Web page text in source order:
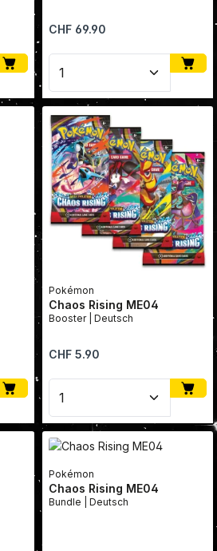
den gewünschten Wert ein
Regulärer Preis:
CHF 69.90
Produkt Anzahl: Gib
den gewünschten Wert ein
Pokémon
Chaos Rising ME04
Booster | Deutsch
Regulärer Preis:
CHF 5.90
Produkt Anzahl: Gib
Pokémon
Chaos Rising ME04
Bundle | Deutsch